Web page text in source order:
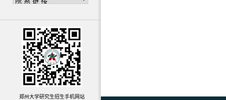
郑州大学研究生招生手机网站